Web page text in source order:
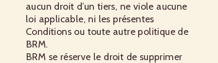
aucun droit d’un tiers, ne viole aucune
loi applicable, ni les présentes
Conditions ou toute autre politique de
BRM.
BRM se réserve le droit de supprimer